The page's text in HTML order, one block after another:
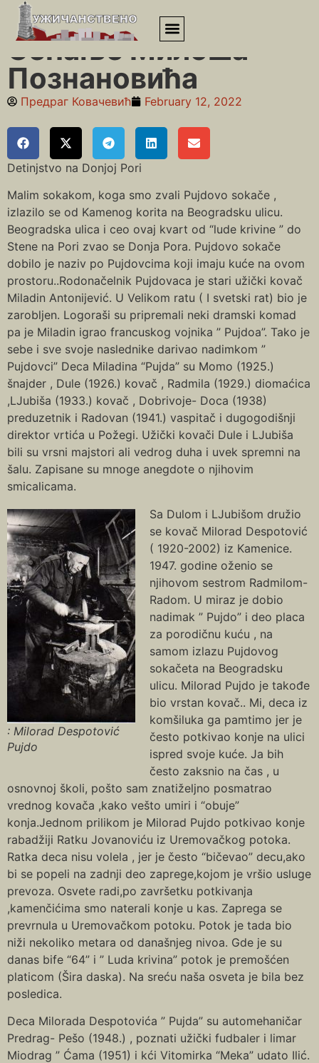
Почетна»Сећање Милоша Познановића
Сећање Милоша
Познановића
Предраг Ковачевић February 12, 2022
Detinjstvo na Donjoj Pori
Malim sokakom, koga smo zvali Pujdovo sokače ,
izlazilo se od Kamenog korita na Beogradsku ulicu.
Beogradska ulica i ceo ovaj kvart od “lude krivine ” do
Stene na Pori zvao se Donja Pora. Pujdovo sokače
dobilo je naziv po Pujdovcima koji imaju kuće na ovom
prostoru..Rodonačelnik Pujdovaca je stari užički kovač
Miladin Antonijević. U Velikom ratu ( I svetski rat) bio je
zarobljen. Logoraši su pripremali neki dramski komad
pa je Miladin igrao francuskog vojnika ” Pujdoa”. Tako je
sebe i sve svoje naslednike darivao nadimkom ”
Pujdovci” Deca Miladina “Pujda” su Momo (1925.)
šnajder , Dule (1926.) kovač , Radmila (1929.) diomaćica
,LJubiša (1933.) kovač , Dobrivoje- Doca (1938)
preduzetnik i Radovan (1941.) vaspitač i dugogodišnji
direktor vrtića u Požegi. Užički kovači Dule i LJubiša
bili su vrsni majstori ali vedrog duha i uvek spremni na
šalu. Zapisane su mnoge anegdote o njihovim
smicalicama.
: Milorad Despotović
Pujdo
Sa Dulom i LJubišom družio
se kovač Milorad Despotović
( 1920-2002) iz Kamenice.
1947. godine oženio se
njihovom sestrom Radmilom-
Radom. U miraz je dobio
nadimak ” Pujdo” i deo placa
za porodičnu kuću , na
samom izlazu Pujdovog
sokačeta na Beogradsku
ulicu. Milorad Pujdo je takođe
bio vrstan kovač.. Mi, deca iz
komšiluka ga pamtimo jer je
često potkivao konje na ulici
ispred svoje kuće. Ja bih
često zaksnio na čas , u
osnovnoj školi, pošto sam znatiželjno posmatrao
vrednog kovača ,kako vešto umiri i “obuje”
konja.Jednom prilikom je Milorad Pujdo potkivao konje
rabadžiji Ratku Jovanoviću iz Uremovačkog potoka.
Ratka deca nisu volela , jer je često “bičevao” decu,ako
bi se popeli na zadnji deo zaprege,kojom je vršio usluge
prevoza. Osvete radi,po završetku potkivanja
,kamenčićima smo naterali konje u kas. Zaprega se
prevrnula u Uremovačkom potoku. Potok je tada bio
niži nekoliko metara od današnjeg nivoa. Gde je su
danas bife “64” i ” Luda krivina” potok je premošćen
platicom (Šira daska). Na sreću naša osveta je bila bez
posledica.
Deca Milorada Despotovića ” Pujda” su automehaničar
Predrag- Pešo (1948.) , poznati užički fudbaler i limar
Miodrag ” Ćama (1951) i kći Vitomirka “Meka” udato Ilić.